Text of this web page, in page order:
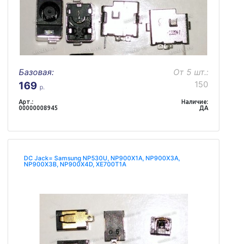
Базовая:
169 р.
От 5 шт.:
150
Арт.:
00000008945
Наличие:
ДА
DC Jack= Samsung NP530U, NP900X1A, NP900X3A,
NP900X3B, NP900X4D, XE700T1A